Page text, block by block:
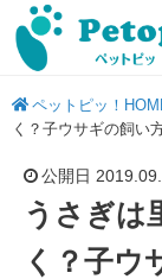
ペットピッ！
く？子ウサギの飼い
公開日
うさぎは
く？子ウ